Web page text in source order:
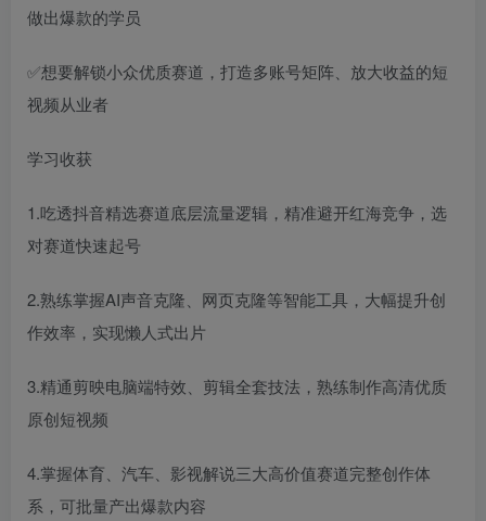
做出爆款的学员
✅想要解锁小众优质赛道，打造多账号矩阵、放大收益的短
视频从业者
学习收获
1.吃透抖音精选赛道底层流量逻辑，精准避开红海竞争，选
对赛道快速起号
2.熟练掌握AI声音克隆、网页克隆等智能工具，大幅提升创
作效率，实现懒人式出片
3.精通剪映电脑端特效、剪辑全套技法，熟练制作高清优质
原创短视频
4.掌握体育、汽车、影视解说三大高价值赛道完整创作体
系，可批量产出爆款内容